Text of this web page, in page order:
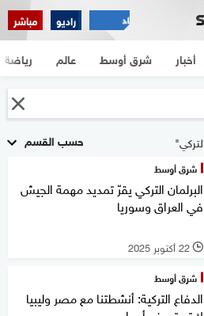
راديو مباشر
أخبار شرق أوسط عالم رياضة
حسب القسم
شرق أوسط
البرلمان التركي يقرّ تمديد مهمة الجيش
في العراق وسوريا
l 22 أكتوبر 2025
شرق أوسط
الدفاع التركية: أنشطتنا مع مصر وليبيا